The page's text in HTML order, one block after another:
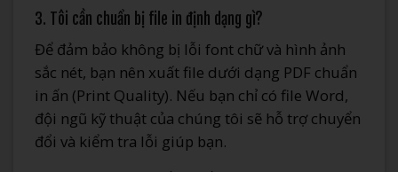
3. Tôi cần chuẩn bị file in định dạng gì?
Để đảm bảo không bị lỗi font chữ và hình ảnh
sắc nét, bạn nên xuất file dưới dạng PDF chuẩn
in ấn (Print Quality). Nếu bạn chỉ có file Word,
đội ngũ kỹ thuật của chúng tôi sẽ hỗ trợ chuyển
đổi và kiểm tra lỗi giúp bạn.